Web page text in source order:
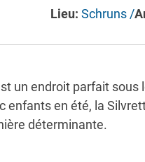
Lieu: Schruns /
un endroit parfait
enfants en été, la
déterminante.